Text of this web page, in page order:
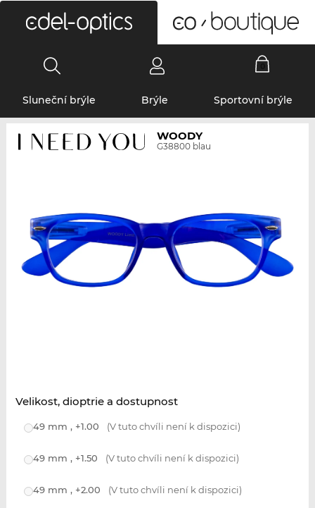
Sluneční brýle Brýle Sportovní brýle
WOODY
G38800 blau
Velikost, dioptrie a dostupnost
49 mm , +1.00 (V tuto chvíli není k dispozici)
49 mm , +1.50 (V tuto chvíli není k dispozici)
49 mm , +2.00 (V tuto chvíli není k dispozici)